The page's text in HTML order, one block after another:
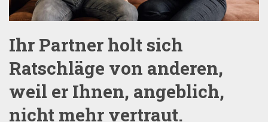
Ihr Partner holt sich
Ratschläge von anderen,
weil er Ihnen, angeblich,
nicht mehr vertraut.